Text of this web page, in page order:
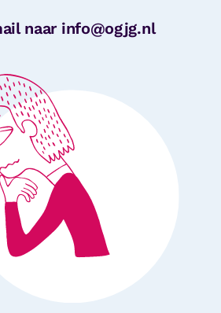
naar info@ogjg.nl